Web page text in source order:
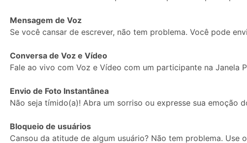
Mensagem de Voz
Se você cansar de escrever, não tem problema. Você pode
Conversa de Voz e Vídeo
Fale ao vivo com Voz e Vídeo com um participante na Janela
Envio de Foto Instantânea
Não seja tímido(a)! Abra um sorriso ou expresse sua
Bloqueio de usuários
Cansou da atitude de algum usuário? Não tem problema. Use